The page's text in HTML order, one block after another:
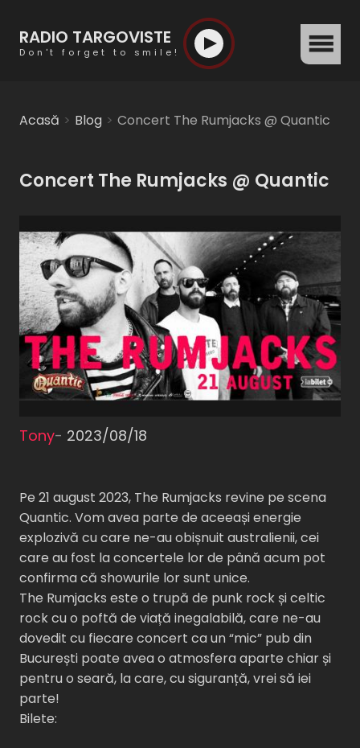
RADIO TARGOVISTE
Don't forget to smile! menu
Acasă Blog Concert The Rumjacks @ Quantic
Concert The Rumjacks @ Quantic
Tony- 2023/08/18
Pe 21 august 2023, The Rumjacks revine pe scena
Quantic. Vom avea parte de aceeași energie
explozivă cu care ne-au obișnuit australienii, cei
care au fost la concertele lor de până acum pot
confirma că showurile lor sunt unice.
The Rumjacks este o trupă de punk rock și celtic
rock cu o poftă de viață inegalabilă, care ne-au
dovedit cu fiecare concert ca un “mic” pub din
București poate avea o atmosfera aparte chiar și
pentru o seară, la care, cu siguranță, vrei să iei
parte!
Bilete: